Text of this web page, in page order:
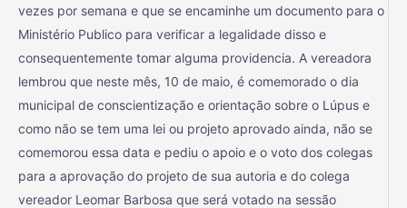
vezes por semana e que se encaminhe um documento para o
Ministério Publico para verificar a legalidade disso e
consequentemente tomar alguma providencia. A vereadora
lembrou que neste mês, 10 de maio, é comemorado o dia
municipal de conscientização e orientação sobre o Lúpus e
como não se tem uma lei ou projeto aprovado ainda, não se
comemorou essa data e pediu o apoio e o voto dos colegas
para a aprovação do projeto de sua autoria e do colega
vereador Leomar Barbosa que será votado na sessão